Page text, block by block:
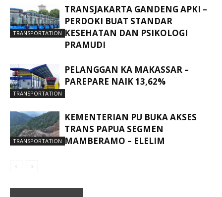
TRANSPORTATION
TRANSJAKARTA GANDENG APKI –
PERDOKI BUAT STANDAR
KESEHATAN DAN PSIKOLOGI
PRAMUDI
TRANSPORTATION
PELANGGAN KA MAKASSAR –
PAREPARE NAIK 13,62%
TRANSPORTATION
KEMENTERIAN PU BUKA AKSES
TRANS PAPUA SEGMEN
MAMBERAMO – ELELIM